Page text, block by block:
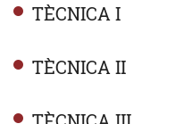
TÈCNICA I
TÈCNICA II